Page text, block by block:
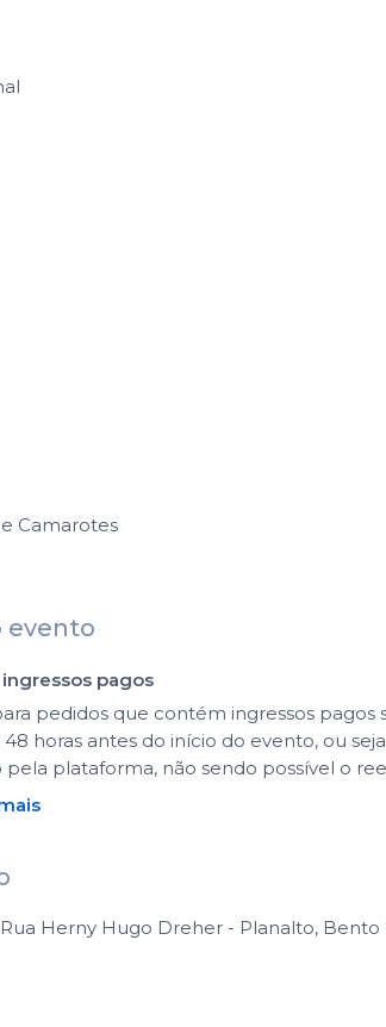
Camarotes
evento
pagos
pedidos que contém ingressos pagos
horas antes do início do evento, ou
plataforma, não sendo possível o
Herny Hugo Dreher - Planalto, Bento